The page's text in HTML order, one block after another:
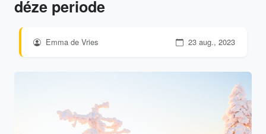
déze periode
Emma de Vries 23 aug., 2023